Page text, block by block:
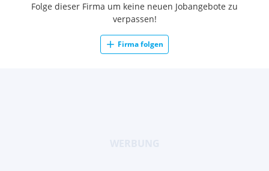
Folge dieser Firma um keine neuen Jobangebote zu
verpassen!
Firma folgen